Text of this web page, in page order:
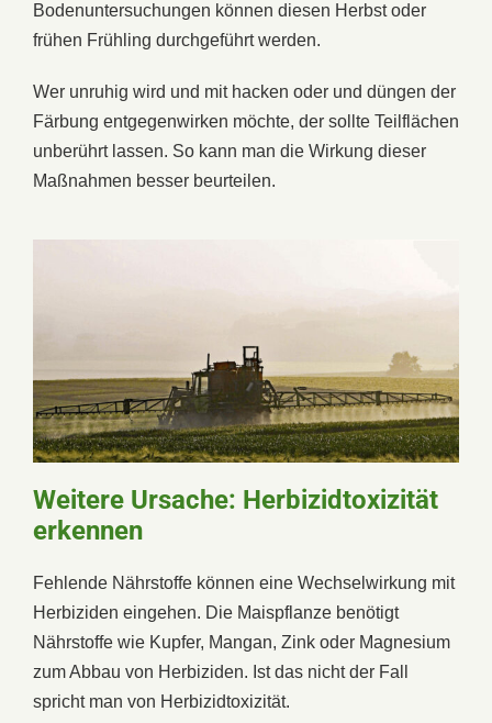
Bodenuntersuchungen können diesen Herbst oder
frühen Frühling durchgeführt werden.
Wer unruhig wird und mit hacken oder und düngen der
Färbung entgegenwirken möchte, der sollte Teilflächen
unberührt lassen. So kann man die Wirkung dieser
Maßnahmen besser beurteilen.
Weitere Ursache: Herbizidtoxizität
erkennen
Fehlende Nährstoffe können eine Wechselwirkung mit
Herbiziden eingehen. Die Maispflanze benötigt
Nährstoffe wie Kupfer, Mangan, Zink oder Magnesium
zum Abbau von Herbiziden. Ist das nicht der Fall
spricht man von Herbizidtoxizität.